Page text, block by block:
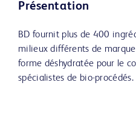
Présentation
BD fournit plus de 400
milieux différents de
forme déshydratée pour le
spécialistes de bio-procédés.